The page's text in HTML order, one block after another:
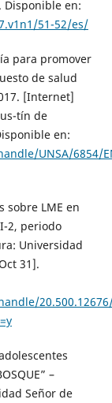
Disponible en:
51-52/es/
para promover
de salud
[Internet]
tín de
en:
UNSA/6854/
sobre LME en
2, periodo
Universidad
31].
20.500.12676/
–
Señor de